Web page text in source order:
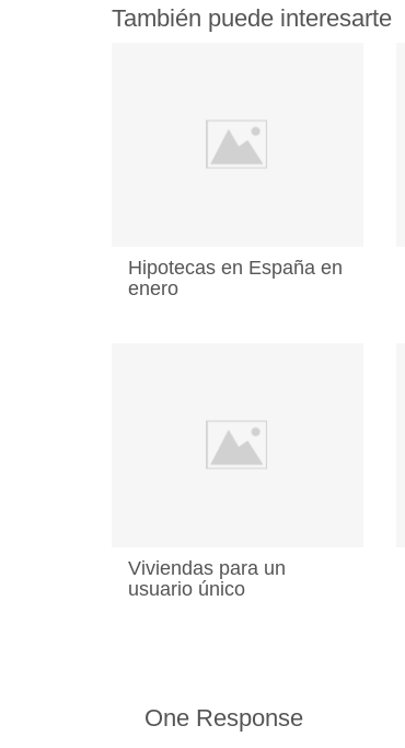
También puede interesarte
Hipotecas en España en
enero
Viviendas para un
usuario único
One Response